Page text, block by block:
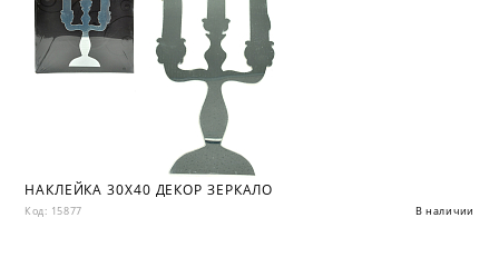
НАКЛЕЙКА 30X40 ДЕКОР ЗЕРКАЛО
Код: 15877 В наличии